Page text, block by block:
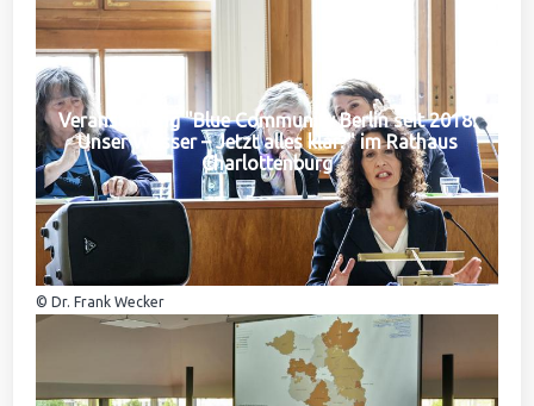
Veranstaltung "Blue Community Berlin seit 2018:
Unser Wasser – Jetzt alles klar?" im Rathaus
Charlottenburg
© Dr. Frank Wecker